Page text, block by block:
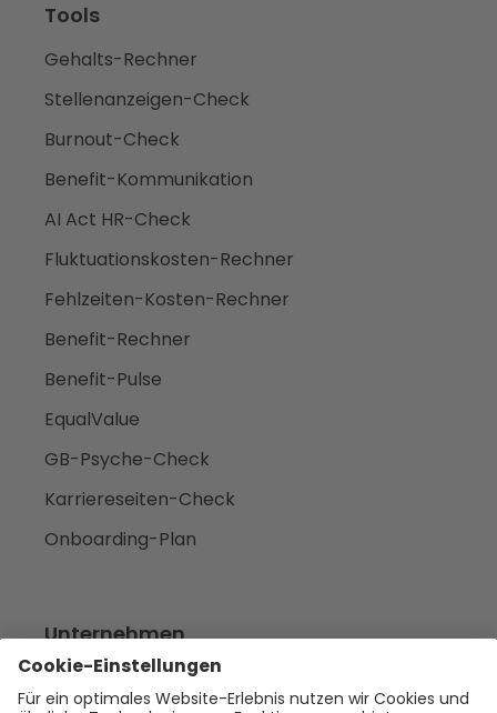
Tools
Gehalts-Rechner
Stellenanzeigen-Check
Burnout-Check
Benefit-Kommunikation
AI Act HR-Check
Fluktuationskosten-Rechner
Fehlzeiten-Kosten-Rechner
Benefit-Rechner
Benefit-Pulse
EqualValue
GB-Psyche-Check
Karriereseiten-Check
Onboarding-Plan
Unternehmen
Empfehlen